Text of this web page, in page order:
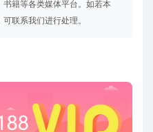
籍等各类媒体平台。如若本
联系我们进行处理。